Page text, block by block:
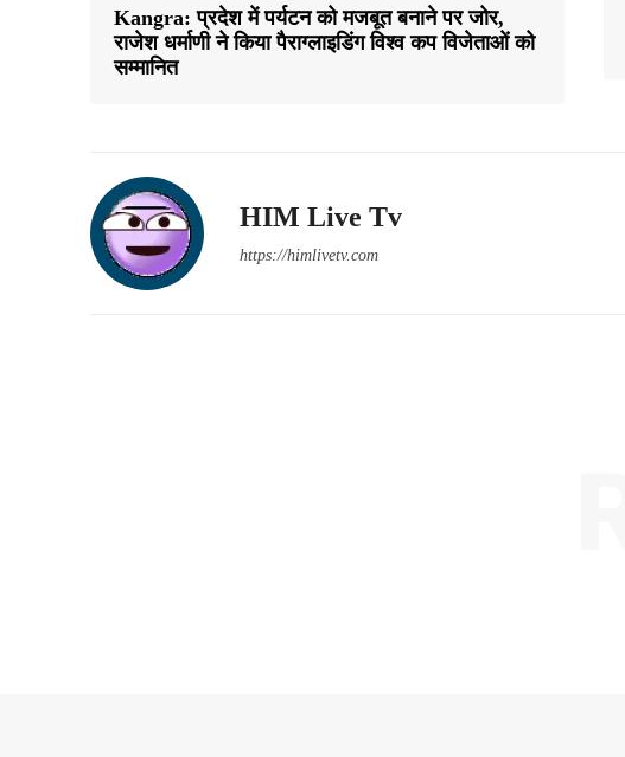
Kangra: प्रदेश में पर्यटन को मजबूत बनाने पर जोर,
राजेश धर्माणी ने किया पैराग्लाइडिंग विश्व कप विजेताओं को
सम्मानित
HIM Live Tv
https://himlivetv.com